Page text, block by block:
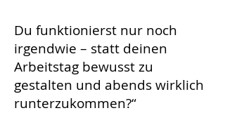
Du funktionierst nur noch
irgendwie – statt deinen
Arbeitstag bewusst zu
gestalten und abends wirklich
runterzukommen?“